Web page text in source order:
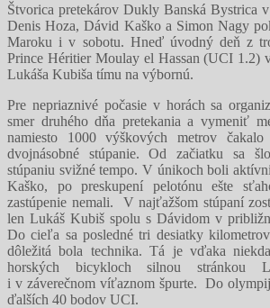
Štvorica pretekárov Dukly Banská Bystrica
Denis Hoza, Dávid Kaško a Simon Nagy
Maroku i v sobotu. Hneď úvodný deň z
Prince Héritier Moulay el Hassan (UCI 1.2)
Lukáša Kubiša tímu na výbornú.
Pre nepriaznivé počasie v horách sa
smer druhého dňa pretekania a vymeniť
namiesto 1000 výškových metrov
dvojnásobné stúpanie. Od začiatku sa
stúpaniu svižné tempo. V únikoch boli
Kaško, po preskupení pelotónu ešte
zastúpenie nemali. V najťažšom stúpaní
len Lukáš Kubiš spolu s Dávidom v
Do cieľa sa posledné tri desiatky
dôležitá bola technika. Tá je vďaka
horských bicykloch silnou stránkou
i v záverečnom víťaznom špurte. Do
ďalších 40 bodov UCI.